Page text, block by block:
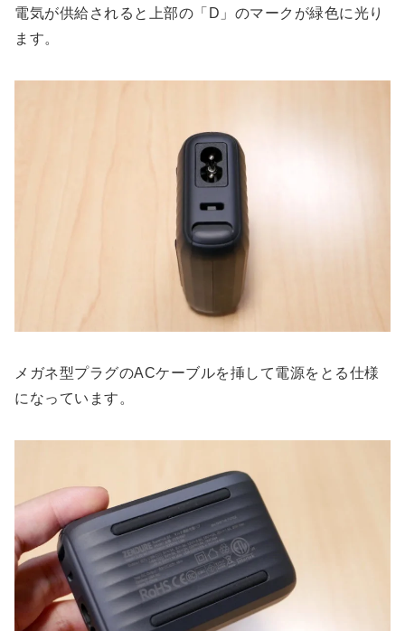
電気が供給されると上部の「D」のマークが緑色に光り
ます。
メガネ型プラグのACケーブルを挿して電源をとる仕様
になっています。